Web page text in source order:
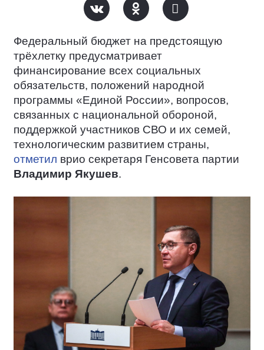
Федеральный бюджет на предстоящую
трёхлетку предусматривает
финансирование всех социальных
обязательств, положений народной
программы «Единой России», вопросов,
связанных с национальной обороной,
поддержкой участников СВО и их семей,
технологическим развитием страны,
отметил врио секретаря Генсовета партии
Владимир Якушев.